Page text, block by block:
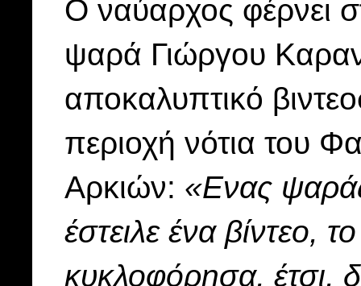
Ο ναύαρχος φέρνει
ψαρά Γιώργου
αποκαλυπτικό
περιοχή νότια του
Αρκιών: «Ενας
έστειλε ένα βίντεο,
κυκλοφόρησα, έτσι,